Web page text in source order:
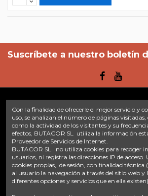
Suscríbete a nuestro boletín
Enlaces
Inicio Sobre nosotros Contacte con nosotros
Política de privacidad
Tratamiento de datos
Términos y condiciones
Plazos de envío
Contáctanos
Con la finalidad de ofrecerle el mejor servicio y
uso, se analizan el número de páginas
como la actividad de los visitantes y su
efectos, BUTACOR SL utiliza la información
Proveedor de Servicios de Internet.
BUTACOR SL no utiliza cookies para recoger
usuarios, ni registra las direcciones IP de
cookies propias, de sesión, con finalidad técnica
al usuario la navegación a través del sitio web y
diferentes opciones y servicios que en ella